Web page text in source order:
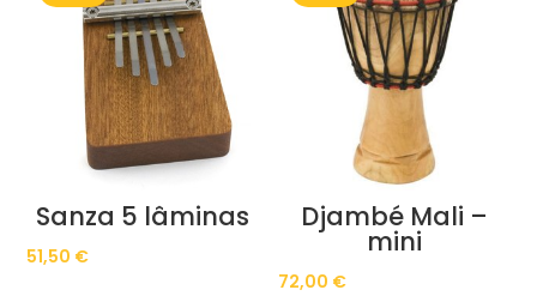
Sanza 5 lâminas
51,50 €
Djambé Mali –
mini
72,00 €